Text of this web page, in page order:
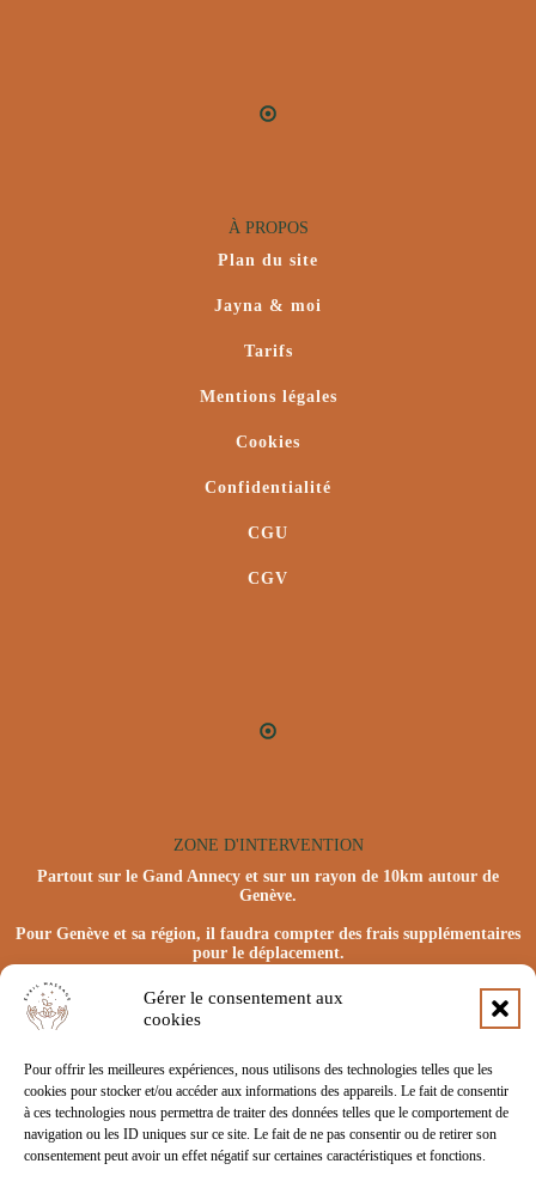
Gérer le consentement aux
cookies
Pour offrir les meilleures expériences, nous utilisons des technologies telles que les
cookies pour stocker et/ou accéder aux informations des appareils. Le fait de consentir
à ces technologies nous permettra de traiter des données telles que le comportement de
navigation ou les ID uniques sur ce site. Le fait de ne pas consentir ou de retirer son
consentement peut avoir un effet négatif sur certaines caractéristiques et fonctions.
À PROPOS
Plan du site
Jayna & moi
Tarifs
Mentions légales
Cookies
Confidentialité
CGU
CGV
ZONE D'INTERVENTION
Partout sur le Gand Annecy et sur un rayon de 10km autour de
Genève.
Pour Genève et sa région, il faudra compter des frais supplémentaires
pour le déplacement.